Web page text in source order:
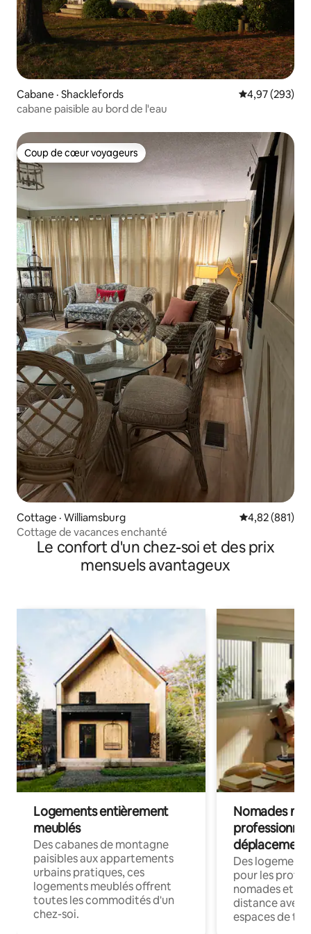
Cabane · Shacklefords Note
4,97 (293)
cabane paisible au bord de l'eau
Coup de cœur voyageurs
Coup de cœur voyageurs
Cottage · Williamsburg Note
4,82 (881)
Cottage de vacances enchanté
Le confort d'un chez-soi et des prix
mensuels avantageux
Logements entièrement
meublés
Des cabanes de montagne
paisibles aux appartements
urbains pratiques, ces
logements meublés offrent
toutes les commodités d'un
chez-soi.
Nomades
déplacement
Des
pour les
nomades et
distance avec
espaces de